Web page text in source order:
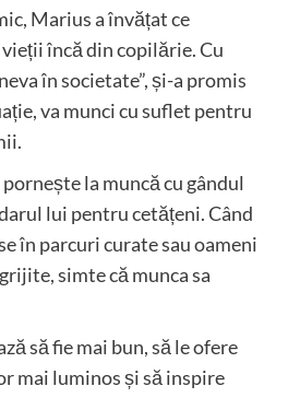
Marius a învățat ce
încă din copilărie. Cu
în societate”, și-a promis
va munci cu suflet pentru
la muncă cu gândul
lui pentru cetățeni. Când
în parcuri curate sau oameni
simte că munca sa
să fie mai bun, să le ofere
mai luminos și să inspire